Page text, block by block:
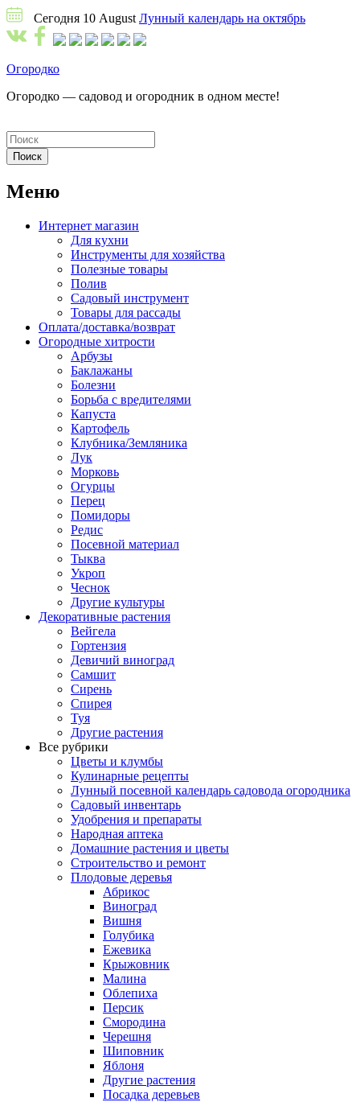
Сегодня 10 August Лунный календарь на октябрь
Огородко
Огородко — садовод и огородник в одном месте!
Меню
Интернет магазин
Для кухни
Инструменты для хозяйства
Полезные товары
Полив
Садовый инструмент
Товары для рассады
Оплата/доставка/возврат
Огородные хитрости
Арбузы
Баклажаны
Болезни
Борьба с вредителями
Капуста
Картофель
Клубника/Земляника
Лук
Морковь
Огурцы
Перец
Помидоры
Редис
Посевной материал
Тыква
Укроп
Чеснок
Другие культуры
Декоративные растения
Вейгела
Гортензия
Девичий виноград
Самшит
Сирень
Спирея
Туя
Другие растения
Все рубрики
Цветы и клумбы
Кулинарные рецепты
Лунный посевной календарь садовода огородника
Садовый инвентарь
Удобрения и препараты
Народная аптека
Домашние растения и цветы
Строительство и ремонт
Плодовые деревья
Абрикос
Виноград
Вишня
Голубика
Ежевика
Крыжовник
Малина
Облепиха
Персик
Смородина
Черешня
Шиповник
Яблоня
Другие растения
Посадка деревьев